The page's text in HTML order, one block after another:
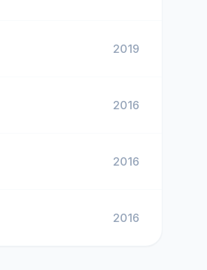
2019
2016
2016
2016